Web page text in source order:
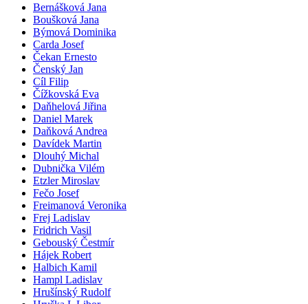
Bernášková Jana
Boušková Jana
Býmová Dominika
Carda Josef
Čekan Ernesto
Čenský Jan
Cíl Filip
Čížkovská Eva
Daňhelová Jiřina
Daniel Marek
Daňková Andrea
Davídek Martin
Dlouhý Michal
Dubnička Vilém
Etzler Miroslav
Fečo Josef
Freimanová Veronika
Frej Ladislav
Fridrich Vasil
Gebouský Čestmír
Hájek Robert
Halbich Kamil
Hampl Ladislav
Hrušínský Rudolf